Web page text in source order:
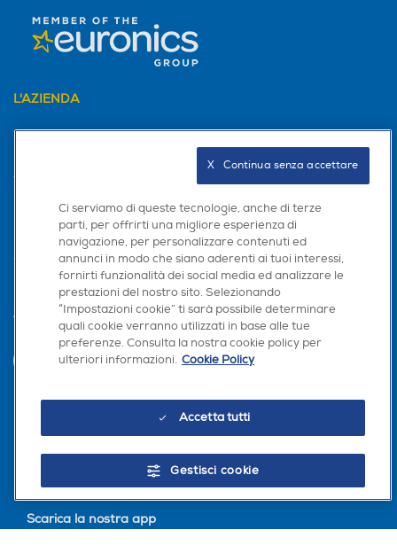
L'AZIENDA
PER I TUOI ACQUISTI
AREA CLIENTI
PRIVACY
Trova negozio
Scarica la nostra app
Ci serviamo di queste tecnologie, anche di terze
parti, per offrirti una migliore esperienza di
navigazione, per personalizzare contenuti ed
annunci in modo che siano aderenti ai tuoi interessi,
fornirti funzionalità dei social media ed analizzare le
prestazioni del nostro sito. Selezionando
“Impostazioni cookie” ti sarà possibile determinare
quali cookie verranno utilizzati in base alle tue
preferenze. Consulta la nostra cookie policy per
ulteriori informazioni. Cookie Policy
Accetta tutti
Gestisci cookie
X   Continua senza accettare